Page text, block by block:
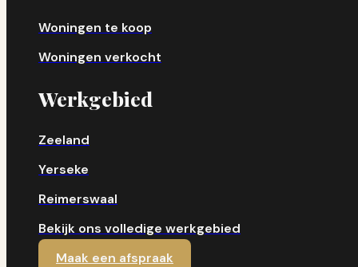
Woningen te koop
Woningen verkocht
Werkgebied
Zeeland
Yerseke
Reimerswaal
Bekijk ons volledige werkgebied
Maak een afspraak